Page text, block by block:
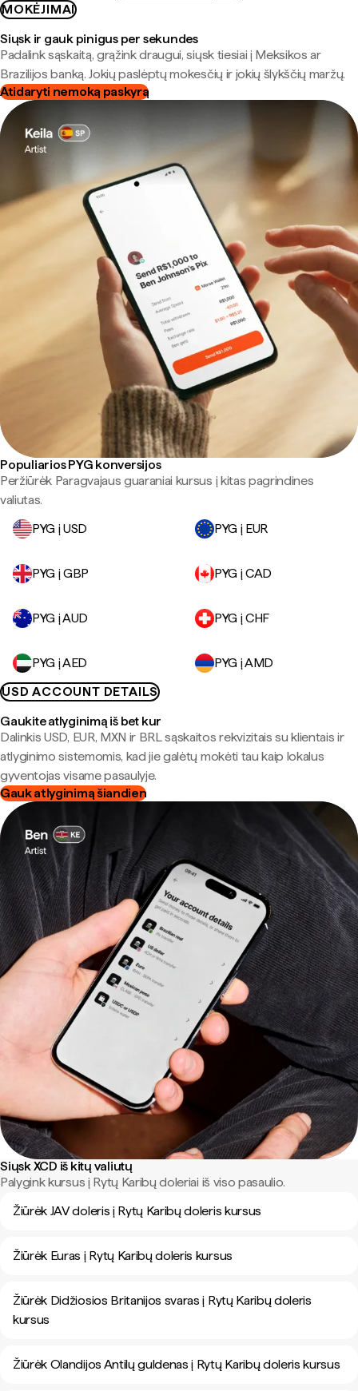
MOKĖJIMAI
Siųsk ir gauk pinigus per sekundes
Padalink sąskaitą, grąžink draugui, siųsk tiesiai į Meksikos ar
Brazilijos banką. Jokių paslėptų mokesčių ir jokių šlykščių maržų.
Atidaryti nemoką paskyrą
Populiarios PYG konversijos
Peržiūrėk Paragvajaus guaraniai kursus į kitas pagrindines
valiutas.
PYG į USD
PYG į EUR
PYG į GBP PYG į CAD
PYG į AUD PYG į CHF
PYG į AED
PYG į AMD
USD ACCOUNT DETAILS
Gaukite atlyginimą iš bet kur
Dalinkis USD, EUR, MXN ir BRL sąskaitos rekvizitais su klientais ir
atlyginimo sistemomis, kad jie galėtų mokėti tau kaip lokalus
gyventojas visame pasaulyje.
Gauk atlyginimą šiandien
Siųsk XCD iš kitų valiutų
Palygink kursus į Rytų Karibų doleriai iš viso pasaulio.
Žiūrėk JAV doleris į Rytų Karibų doleris kursus
Žiūrėk Euras į Rytų Karibų doleris kursus
Žiūrėk Didžiosios Britanijos svaras į Rytų Karibų doleris
kursus
Žiūrėk Olandijos Antilų guldenas į Rytų Karibų doleris kursus